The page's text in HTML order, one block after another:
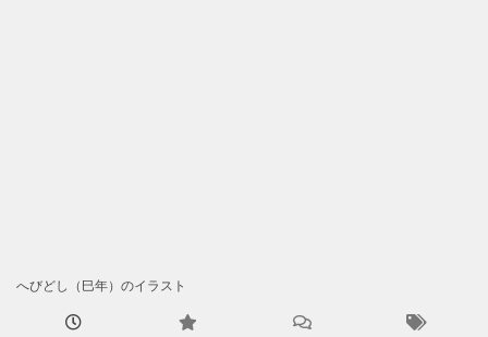
へびどし（巳年）のイラスト